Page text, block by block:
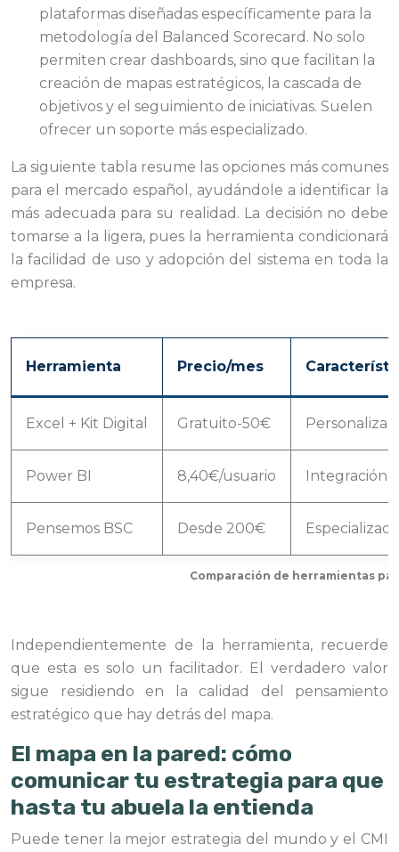
plataformas diseñadas específicamente para la
metodología del Balanced Scorecard. No solo
permiten crear dashboards, sino que facilitan la
creación de mapas estratégicos, la cascada de
objetivos y el seguimiento de iniciativas. Suelen
ofrecer un soporte más especializado.
La siguiente tabla resume las opciones más comunes
para el mercado español, ayudándole a identificar la
más adecuada para su realidad. La decisión no debe
tomarse a la ligera, pues la herramienta condicionará
la facilidad de uso y adopción del sistema en toda la
empresa.
Comparación de herramientas
Herramienta Precio/mes
Excel + Kit Digital Gratuito-50€
Power BI 8,40€/usuario Integración
Pensemos BSC Desde 200€
Independientemente de la herramienta, recuerde
que esta es solo un facilitador. El verdadero valor
sigue residiendo en la calidad del pensamiento
estratégico que hay detrás del mapa.
El mapa en la pared: cómo
comunicar tu estrategia para que
hasta tu abuela la entienda
Puede tener la mejor estrategia del mundo y el CMI